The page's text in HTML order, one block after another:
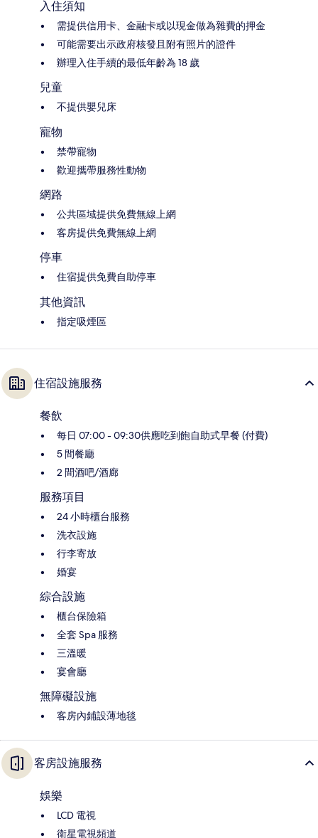
入住須知
需提供信用卡、金融卡或以現金做為雜費的押金
可能需要出示政府核發且附有照片的證件
辦理入住手續的最低年齡為 18 歲
兒童
不提供嬰兒床
寵物
禁帶寵物
歡迎攜帶服務性動物
網路
公共區域提供免費無線上網
客房提供免費無線上網
停車
住宿提供免費自助停車
其他資訊
指定吸煙區
住宿設施服務
餐飲
每日 07:00 - 09:30供應吃到飽自助式早餐 (付費)
5 間餐廳
2 間酒吧/酒廊
服務項目
24 小時櫃台服務
洗衣設施
行李寄放
婚宴
綜合設施
櫃台保險箱
全套 Spa 服務
三溫暖
宴會廳
無障礙設施
客房內鋪設薄地毯
客房設施服務
娛樂
LCD 電視
衛星電視頻道